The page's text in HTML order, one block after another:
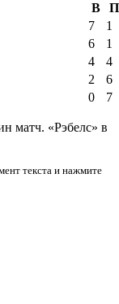
В
П
7
1
6
1
4
4
2
6
0 7
матч. «Рэбелс» в
текста и нажмите